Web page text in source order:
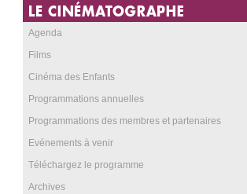
Agenda
Films
Cinéma des Enfants
Programmations annuelles
Programmations des membres et partenaires
Evénements à venir
Téléchargez le programme
Archives